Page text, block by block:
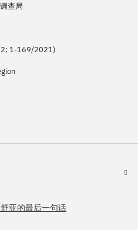
查局
1-169/2021)
亚的最后一句话